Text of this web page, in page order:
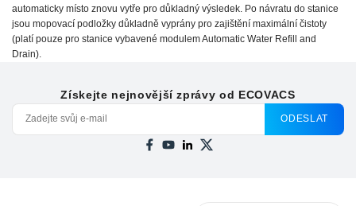
automaticky místo znovu vytře pro důkladný výsledek. Po návratu do stanice
jsou mopovací podložky důkladně vyprány pro zajištění maximální čistoty
(platí pouze pro stanice vybavené modulem Automatic Water Refill and
Drain).
Získejte nejnovější zprávy od ECOVACS
ODESLAT